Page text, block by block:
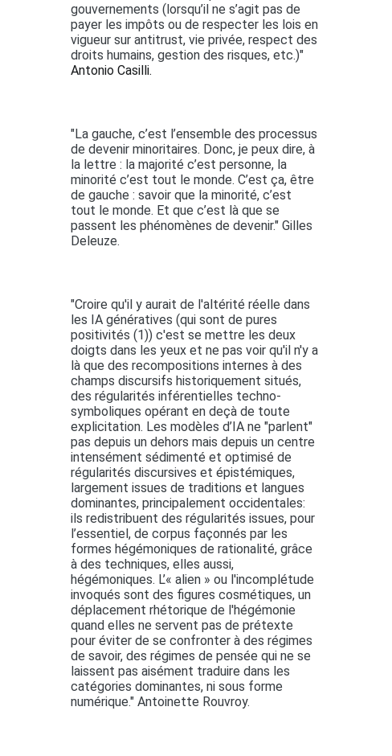
gouvernements (lorsqu’il ne s’agit pas de
payer les impôts ou de respecter les lois en
vigueur sur antitrust, vie privée, respect des
droits humains, gestion des risques, etc.)"
Antonio Casilli.
"La gauche, c’est l’ensemble des processus
de devenir minoritaires. Donc, je peux dire, à
la lettre : la majorité c’est personne, la
minorité c’est tout le monde. C’est ça, être
de gauche : savoir que la minorité, c’est
tout le monde. Et que c’est là que se
passent les phénomènes de devenir." Gilles
Deleuze.
"Croire qu'il y aurait de l'altérité réelle dans
les IA génératives (qui sont de pures
positivités (1)) c'est se mettre les deux
doigts dans les yeux et ne pas voir qu'il n'y a
là que des recompositions internes à des
champs discursifs historiquement situés,
des régularités inférentielles techno-
symboliques opérant en deçà de toute
explicitation. Les modèles d’IA ne "parlent"
pas depuis un dehors mais depuis un centre
intensément sédimenté et optimisé de
régularités discursives et épistémiques,
largement issues de traditions et langues
dominantes, principalement occidentales:
ils redistribuent des régularités issues, pour
l’essentiel, de corpus façonnés par les
formes hégémoniques de rationalité, grâce
à des techniques, elles aussi,
hégémoniques. L’« alien » ou l'incomplétude
invoqués sont des figures cosmétiques, un
déplacement rhétorique de l'hégémonie
quand elles ne servent pas de prétexte
pour éviter de se confronter à des régimes
de savoir, des régimes de pensée qui ne se
laissent pas aisément traduire dans les
catégories dominantes, ni sous forme
numérique." Antoinette Rouvroy.